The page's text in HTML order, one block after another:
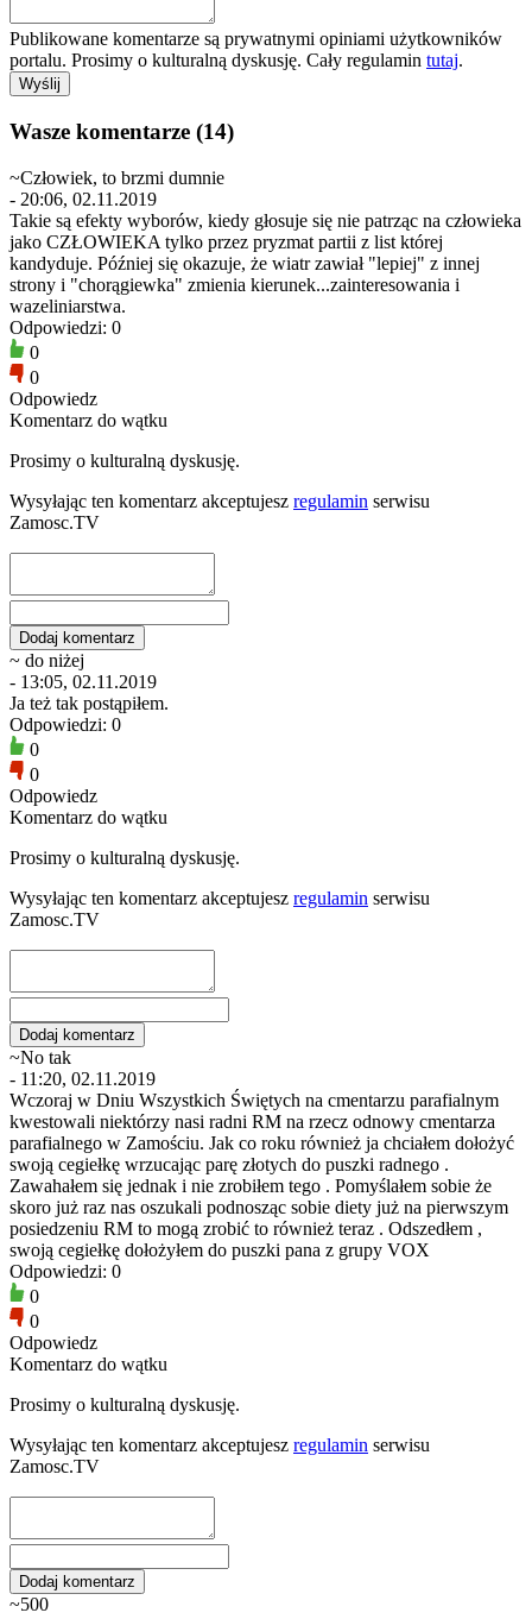
Publikowane komentarze są prywatnymi opiniami użytkowników
portalu. Prosimy o kulturalną dyskusję. Cały regulamin tutaj.
Wasze komentarze (14)
~Człowiek, to brzmi dumnie
- 20:06, 02.11.2019
Takie są efekty wyborów, kiedy głosuje się nie patrząc na człowieka
jako CZŁOWIEKA tylko przez pryzmat partii z list której
kandyduje. Później się okazuje, że wiatr zawiał "lepiej" z innej
strony i "chorągiewka" zmienia kierunek...zainteresowania i
wazeliniarstwa.
Odpowiedzi: 0
0
0
Odpowiedz
Komentarz do wątku
Prosimy o kulturalną dyskusję.
Wysyłając ten komentarz akceptujesz regulamin serwisu
Zamosc.TV
~ do niżej
- 13:05, 02.11.2019
Ja też tak postąpiłem.
Odpowiedzi: 0
0
0
Odpowiedz
Komentarz do wątku
Prosimy o kulturalną dyskusję.
Wysyłając ten komentarz akceptujesz regulamin serwisu
Zamosc.TV
~No tak
- 11:20, 02.11.2019
Wczoraj w Dniu Wszystkich Świętych na cmentarzu parafialnym
kwestowali niektórzy nasi radni RM na rzecz odnowy cmentarza
parafialnego w Zamościu. Jak co roku również ja chciałem dołożyć
swoją cegiełkę wrzucając parę złotych do puszki radnego .
Zawahałem się jednak i nie zrobiłem tego . Pomyślałem sobie że
skoro już raz nas oszukali podnosząc sobie diety już na pierwszym
posiedzeniu RM to mogą zrobić to również teraz . Odszedłem ,
swoją cegiełkę dołożyłem do puszki pana z grupy VOX
Odpowiedzi: 0
0
0
Odpowiedz
Komentarz do wątku
Prosimy o kulturalną dyskusję.
Wysyłając ten komentarz akceptujesz regulamin serwisu
Zamosc.TV
~500